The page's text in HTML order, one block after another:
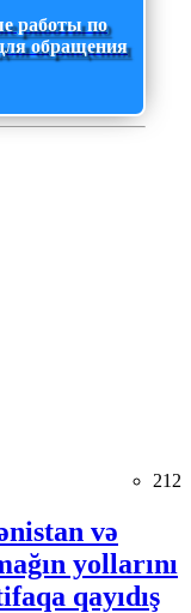
работы по
обращения
212
və
yollarını
qayıdış